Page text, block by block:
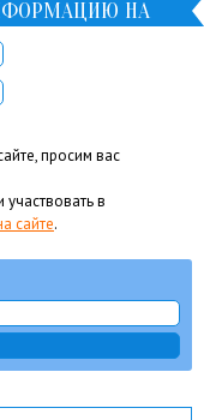
НА
просим вас
в
сайте.